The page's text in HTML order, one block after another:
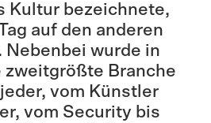
Kultur bezeichnete,
auf den anderen
wurde in
zweitgrößte Branche
vom Künstler
vom Security bis